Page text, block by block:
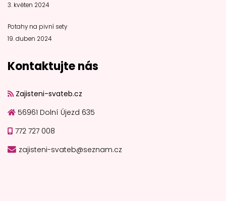
3. květen 2024
Potahy na pivní sety
19. duben 2024
Kontaktujte nás
Zajisteni-svateb.cz
56961 Dolní Újezd 635
772 727 008
zajisteni-svateb@seznam.cz